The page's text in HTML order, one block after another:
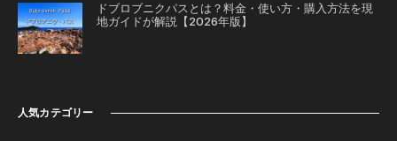
ドブロブニクパスとは？料金・使い方・購入方法を現
地ガイドが解説【2026年版】
人気カテゴリー